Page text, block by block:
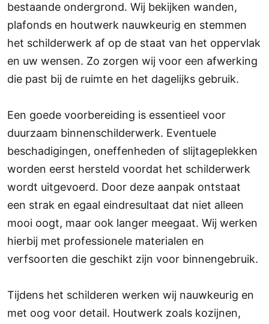
bestaande ondergrond. Wij bekijken wanden,
plafonds en houtwerk nauwkeurig en stemmen
het schilderwerk af op de staat van het oppervlak
en uw wensen. Zo zorgen wij voor een afwerking
die past bij de ruimte en het dagelijks gebruik.
Een goede voorbereiding is essentieel voor
duurzaam binnenschilderwerk. Eventuele
beschadigingen, oneffenheden of slijtageplekken
worden eerst hersteld voordat het schilderwerk
wordt uitgevoerd. Door deze aanpak ontstaat
een strak en egaal eindresultaat dat niet alleen
mooi oogt, maar ook langer meegaat. Wij werken
hierbij met professionele materialen en
verfsoorten die geschikt zijn voor binnengebruik.
Tijdens het schilderen werken wij nauwkeurig en
met oog voor detail. Houtwerk zoals kozijnen,